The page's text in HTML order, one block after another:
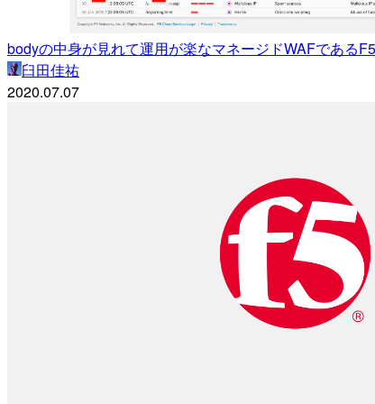
bodyの中身が見れて運用が楽なマネージドWAFである
臼田佳祐
2020.07.07